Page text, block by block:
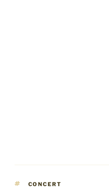
ÉTIQUETTES
CONCERT